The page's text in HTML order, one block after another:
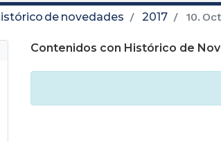
de novedades 2017 10.
Contenidos con Histórico de